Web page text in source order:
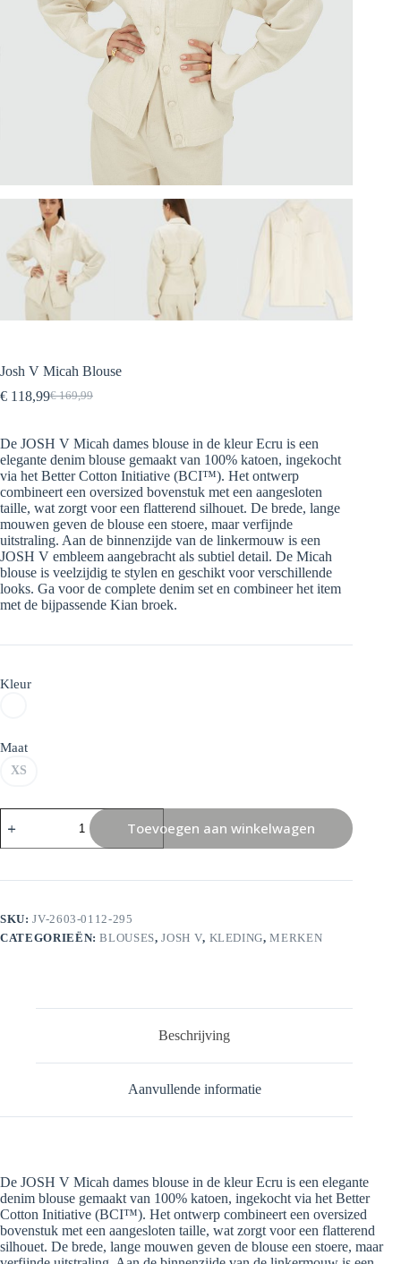
Josh V Micah Blouse
€169,99
Oorspronkelijke
was:
€ 169,99.
€ 118,99Huidige
is:
€ 118,99.
De JOSH V Micah dames blouse in de kleur Ecru is een
elegante denim blouse gemaakt van 100% katoen, ingekocht
via het Better Cotton Initiative (BCI™). Het ontwerp
combineert een oversized bovenstuk met een aangesloten
taille, wat zorgt voor een flatterend silhouet. De brede, lange
mouwen geven de blouse een stoere, maar verfijnde
uitstraling. Aan de binnenzijde van de linkermouw is een
JOSH V embleem aangebracht als subtiel detail. De Micah
blouse is veelzijdig te stylen en geschikt voor verschillende
looks. Ga voor de complete denim set en combineer het item
met de bijpassende Kian broek.
Kleur
Maat
XS
V
Micah
Toevoegen aan winkelwagen
SKU:JV-2603-0112-295
CATEGORIEËN:BLOUSES,JOSH V, KLEDING,MERKEN
Beschrijving
Aanvullende informatie
De JOSH V Micah dames blouse in de kleur Ecru is een elegante
denim blouse gemaakt van 100% katoen, ingekocht via het Better
Cotton Initiative (BCI™). Het ontwerp combineert een oversized
bovenstuk met een aangesloten taille, wat zorgt voor een flatterend
silhouet. De brede, lange mouwen geven de blouse een stoere, maar